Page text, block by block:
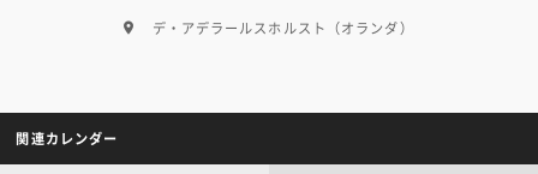
デ・アデラールスホルスト（オランダ）
関連カレンダー